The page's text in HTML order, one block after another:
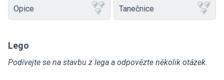
Opice Tanečnice
Lego
Podívejte se na stavbu z lega a odpovězte několik otázek.